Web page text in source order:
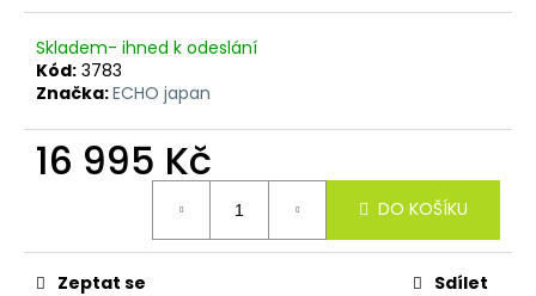
Skladem- ihned k odeslání
Kód: 3783
Značka:ECHO japan
16 995 Kč
DO KOŠÍKU
Zeptat se Sdílet
r
u
č
u
j
e
m